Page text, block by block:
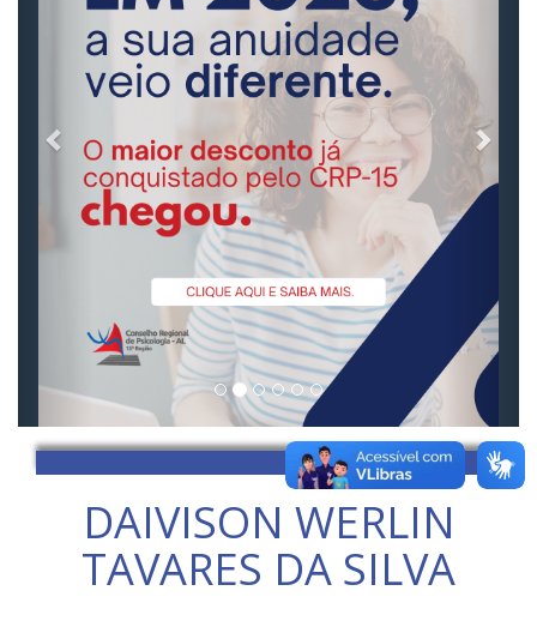
DAIVISON WERLIN
TAVARES DA SILVA